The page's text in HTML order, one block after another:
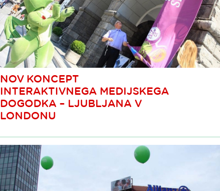
NOV KONCEPT
INTERAKTIVNEGA MEDIJSKEGA
DOGODKA – LJUBLJANA V
LONDONU